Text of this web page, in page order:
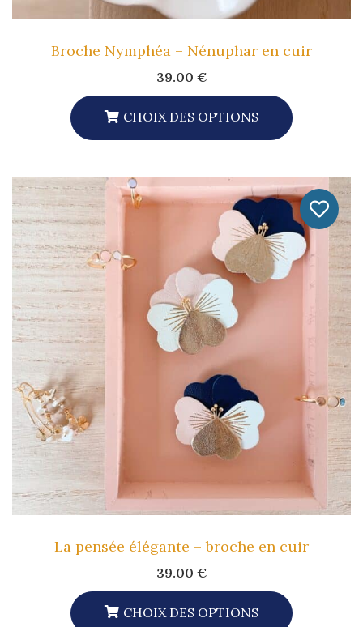
Broche Nymphéa – Nénuphar en cuir
39.00 €
CHOIX DES OPTIONS
A
Plusieurs
Variations.
Les
Options
Peuvent
Être
Choisies
Sur
La
Page
Produit
La pensée élégante – broche en cuir
39.00 €
CHOIX DES OPTIONS